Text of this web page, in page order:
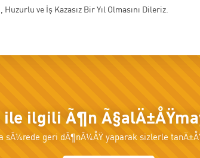
Huzurlu ve İş Kazasız Bir Yıl Olmasını Dileriz.
ile ilgili Ã¶n
sÃ¼rede geri dÃ¶nÃ¼ÅŸ yaparak sizlerle